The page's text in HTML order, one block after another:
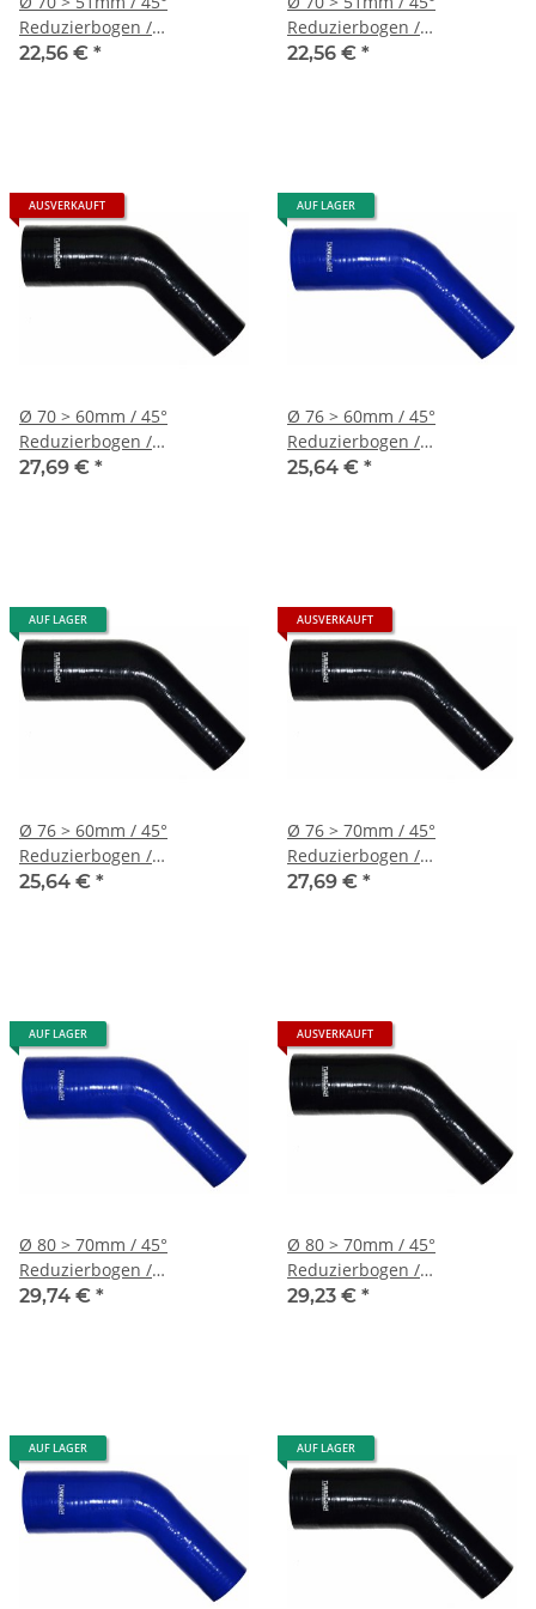
Reduzierbogen /
Silikonschlauch - blau
22,56 € *
Reduzierbogen /
Silikonschlauch - schwarz
22,56 € *
AUSVERKAUFT
Ø 70 > 60mm / 45°
Reduzierbogen /
Silikonschlauch - schwarz
27,69 € *
AUF LAGER
Ø 76 > 60mm / 45°
Reduzierbogen /
Silikonschlauch - blau
25,64 € *
AUF LAGER
Ø 76 > 60mm / 45°
Reduzierbogen /
Silikonschlauch - schwarz
25,64 € *
AUSVERKAUFT
Ø 76 > 70mm / 45°
Reduzierbogen /
Silikonschlauch - schwarz
27,69 € *
AUF LAGER
Ø 80 > 70mm / 45°
Reduzierbogen /
Silikonschlauch - blau
29,74 € *
AUSVERKAUFT
Ø 80 > 70mm / 45°
Reduzierbogen /
Silikonschlauch - schwarz
29,23 € *
AUF LAGER AUF LAGER